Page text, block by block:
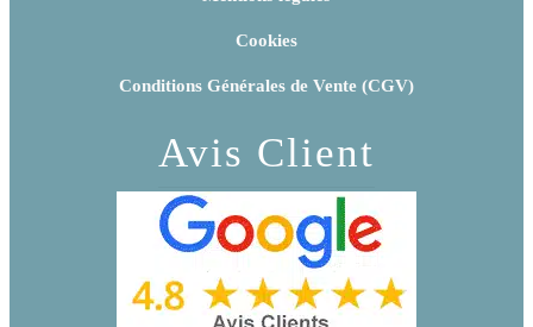
Cookies
Conditions Générales de Vente (CGV)
Avis Client